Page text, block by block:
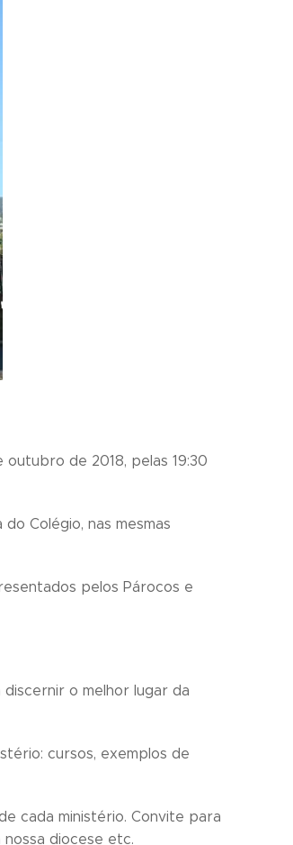
de 2018, pelas 19:30
Colégio, nas mesmas
pelos Párocos e
o melhor lugar da
cursos, exemplos de
cada ministério. Convite para
diocese etc.